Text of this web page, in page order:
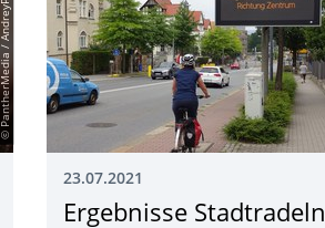
© PantherMedia / AndreyPopov
23.07.2021
Ergebnisse Stadtradeln